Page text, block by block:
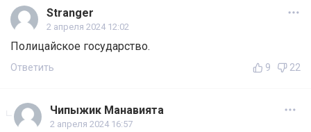
Stranger
2 апреля 2024 12:02
Полицайское государство.
Ответить 9 22
Чипыжик Манавията
2 апреля 2024 16:57